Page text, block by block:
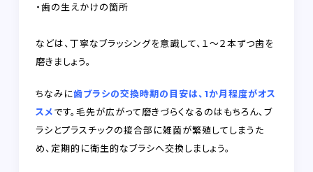
・歯の生えかけの箇所
などは、丁寧なブラッシングを意識して、１～２本ずつ歯を
磨きましょう。
ちなみに歯ブラシの交換時期の目安は、1か月程度がオス
スメです。毛先が広がって磨きづらくなるのはもちろん、ブ
ラシとプラスチックの接合部に雑菌が繁殖してしまうた
め、定期的に衛生的なブラシへ交換しましょう。